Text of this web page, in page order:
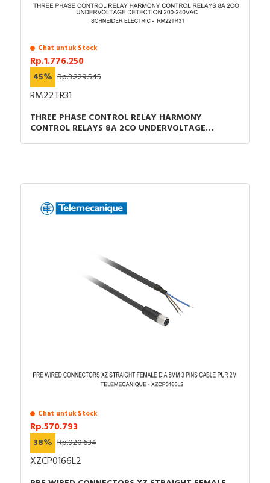
Device construction
Built-in device fixed built-in
Documents
Circularity Profile - Eoli_EasyPact, CVS 100-250A,
CVS250F TM250D 3P3D
CAD -
CAD -
CAD -
CAD -
CAD -
Environmental Disclosure - PEP_EasyPact, CVS
100-250A - CVS250F TM250D 3P3D
Breakers and Switch-disconnectors - Catalog
Chat untuk Stock
Rp.1.776.250
45% Rp.3.229.545
RM22TR31
THREE PHASE CONTROL RELAY HARMONY
CONTROL RELAYS 8A 2CO UNDERVOLTAGE
Chat untuk Stock
Rp.570.793
38% Rp.920.634
XZCP0166L2